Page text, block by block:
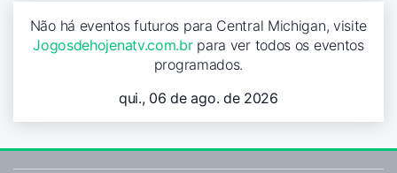
Não há eventos futuros para Central Michigan, visite
Jogosdehojenatv.com.brpara ver todos os eventos
programados.
qui., 06 de ago. de 2026